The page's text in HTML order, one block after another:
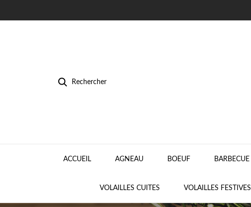
Rechercher
ACCUEIL AGNEAU BOEUF BARBECUE
VOLAILLES CUITES VOLAILLES FESTIVES